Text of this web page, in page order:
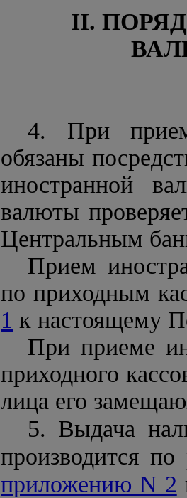
II.
4. При
обязаны
иностранной
валюты
Центральным
Прием
по приходным
1 к настоящему
При приеме
приходного
лица его
5. Выдача
производится
приложению N 2